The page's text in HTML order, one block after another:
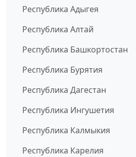
Республика Адыгея
Республика Алтай
Республика Башкортостан
Республика Бурятия
Республика Дагестан
Республика Ингушетия
Республика Калмыкия
Республика Карелия